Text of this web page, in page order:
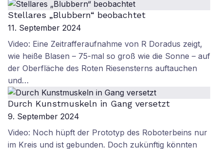
Stellares „Blubbern“ beobachtet
11. September 2024
Video: Eine Zeitrafferaufnahme von R Doradus zeigt,
wie heiße Blasen – 75-mal so groß wie die Sonne – auf
der Oberfläche des Roten Riesensterns auftauchen
und…
Durch Kunstmuskeln in Gang versetzt
9. September 2024
Video: Noch hüpft der Prototyp des Roboterbeins nur
im Kreis und ist gebunden. Doch zukünftig könnten